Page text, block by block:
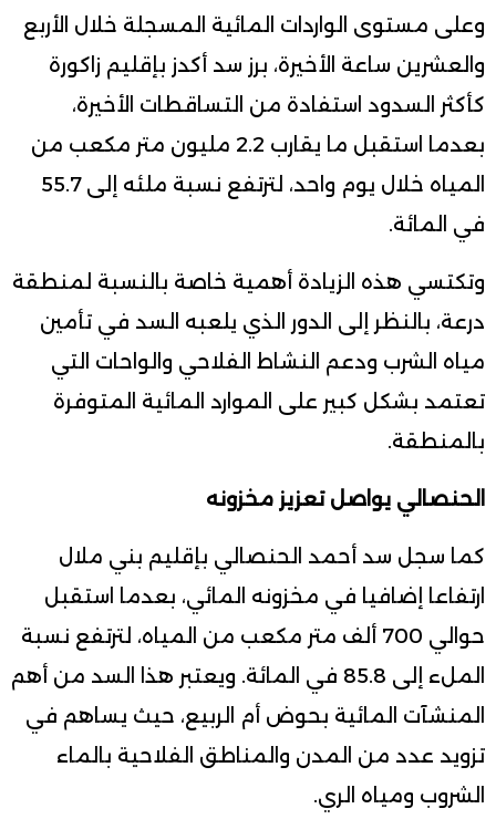
وعلى مستوى الواردات المائية المسجلة خلال الأربع
والعشرين ساعة الأخيرة، برز سد أكدز بإقليم زاكورة
كأكثر السدود استفادة من التساقطات الأخيرة،
بعدما استقبل ما يقارب 2.2 مليون متر مكعب من
المياه خلال يوم واحد، لترتفع نسبة ملئه إلى 55.7
في المائة.
وتكتسي هذه الزيادة أهمية خاصة بالنسبة لمنطقة
درعة، بالنظر إلى الدور الذي يلعبه السد في تأمين
مياه الشرب ودعم النشاط الفلاحي والواحات التي
تعتمد بشكل كبير على الموارد المائية المتوفرة
بالمنطقة.
الحنصالي يواصل تعزيز مخزونه
كما سجل سد أحمد الحنصالي بإقليم بني ملال
ارتفاعا إضافيا في مخزونه المائي، بعدما استقبل
حوالي 700 ألف متر مكعب من المياه، لترتفع نسبة
الملء إلى 85.8 في المائة. ويعتبر هذا السد من أهم
المنشآت المائية بحوض أم الربيع، حيث يساهم في
تزويد عدد من المدن والمناطق الفلاحية بالماء
الشروب ومياه الري.